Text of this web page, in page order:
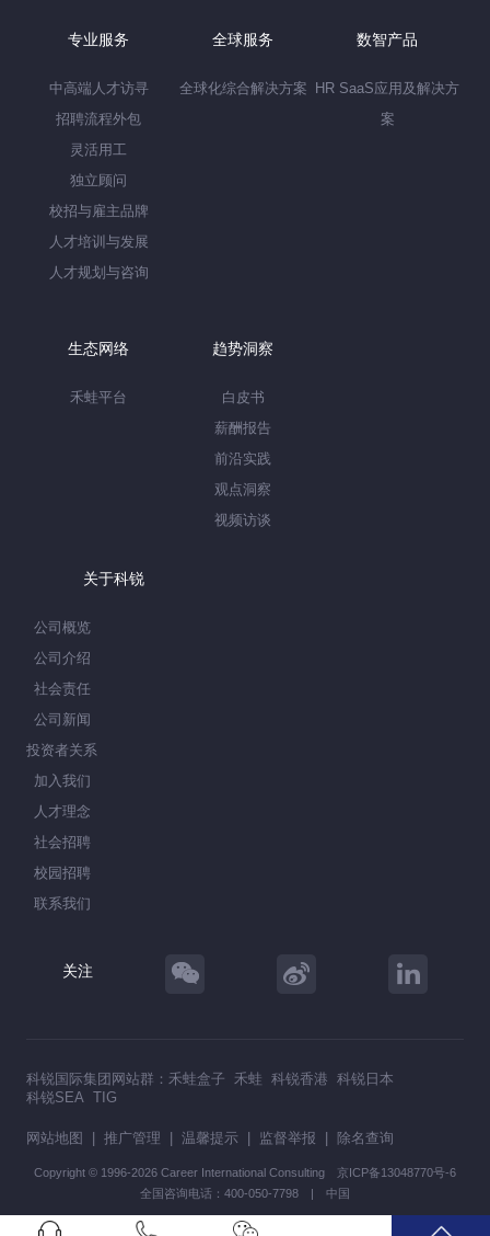
专业服务
中高端人才访寻
招聘流程外包
灵活用工
独立顾问
校招与雇主品牌
人才培训与发展
人才规划与咨询
全球服务
全球化综合解决方案
数智产品
HR SaaS应用及解决方
案
生态网络
禾蛙平台
趋势洞察
白皮书
薪酬报告
前沿实践
观点洞察
视频访谈
关于科锐
公司概览
公司介绍
社会责任
公司新闻
投资者关系
加入我们
人才理念
社会招聘
校园招聘
联系我们
关注
科锐国际集团网站群： 禾蛙盒子 禾蛙 科锐香港 科锐日本
科锐SEA TIG
网站地图 | 推广管理 | 温馨提示 | 监督举报 | 除名查询
Copyright © 1996-2026 Career International Consulting 京ICP备13048770号-6
全国咨询电话：400-050-7798 | 中国